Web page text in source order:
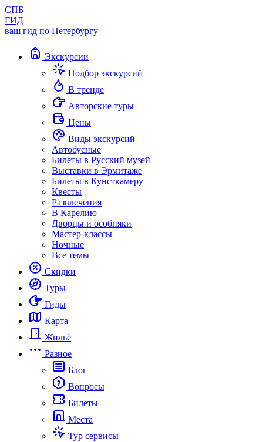
СПБ
ГИД
ваш гид по Петербургу
Экскурсии
Подбор экскурсий
В тренде
Авторские туры
Цены
Виды экскурсий
Автобусные
Билеты в Русский музей
Выставки в Эрмитаже
Билеты в Кунсткамеру
Квесты
Развлечения
В Карелию
Дворцы и особняки
Мастер-классы
Ночные
Все темы
Скидки
Туры
Гиды
Карта
Жильё
Разное
Блог
Вопросы
Билеты
Места
Тур сервисы